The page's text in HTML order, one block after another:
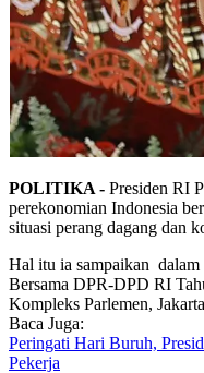
POLITIKA - Presiden RI
perekonomian Indonesia
situasi perang dagang dan
Hal itu ia sampaikan
Bersama DPR-DPD RI
Kompleks Parlemen,
Baca Juga:
Peringati Hari Buruh,
Pekerja